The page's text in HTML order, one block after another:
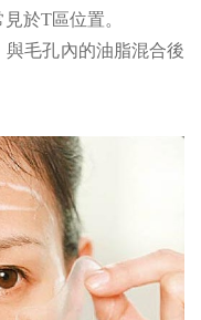
於T區位置。
與毛孔內的油脂混合後